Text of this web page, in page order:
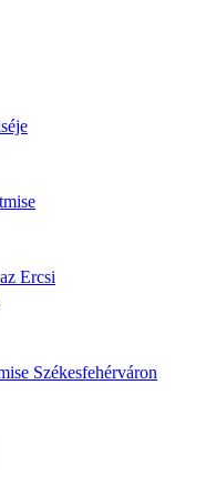
Ercsi
Székesfehérváron